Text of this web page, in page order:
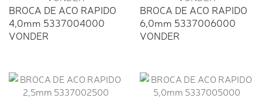
BROCA DE ACO RAPIDO
4,0mm 5337004000
VONDER
BROCA DE ACO RAPIDO
6,0mm 5337006000
VONDER